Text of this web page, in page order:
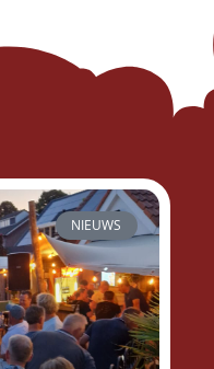
NIEUWS